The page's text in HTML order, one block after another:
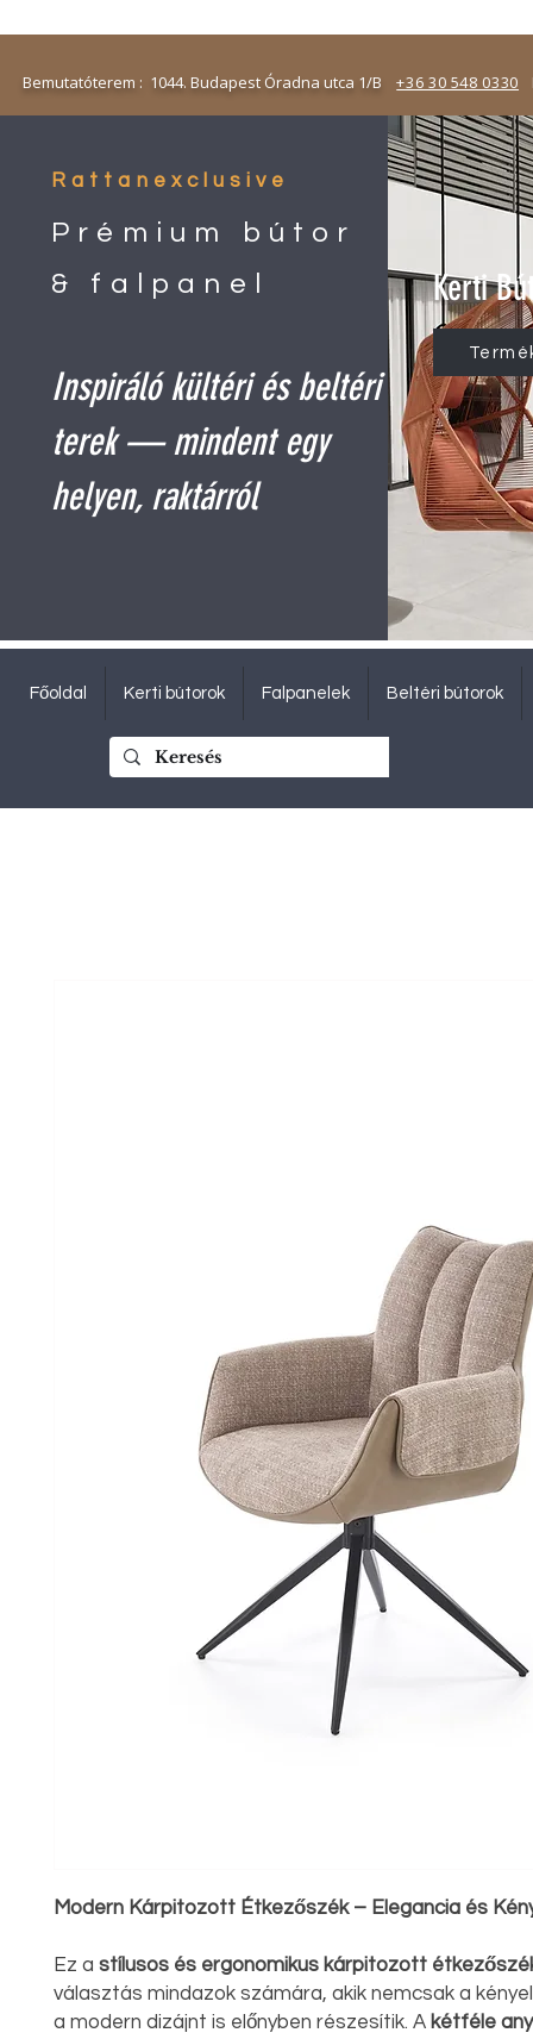
: 1044. Budapest Óradna utca 1/B+36 30 548 0330
Rattanexclusive
Prémium bútor
& falpanel
Inspiráló kültéri és beltéri
terek — mindent egy
helyen, raktárról
Kerti
Főoldal Kerti bútorok Falpanelek Beltéri bútorok
Modern Kárpitozott Étkezőszék – Elegancia és
Ez a stílusos és ergonomikus kárpitozott
választás mindazok számára, akik nemcsak a
a modern dizájnt is előnyben részesítik. A kétféle